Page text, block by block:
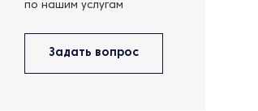
по нашим услугам
Задать вопрос